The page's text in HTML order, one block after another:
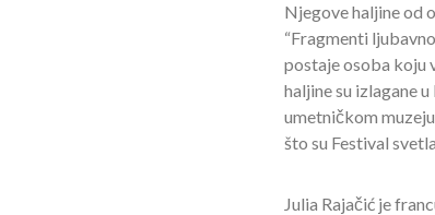
Njegove haljine od
“Fragmenti
postaje osoba koju
haljine su izlagane
umetničkom
što su Festival
Julia Rajačić je